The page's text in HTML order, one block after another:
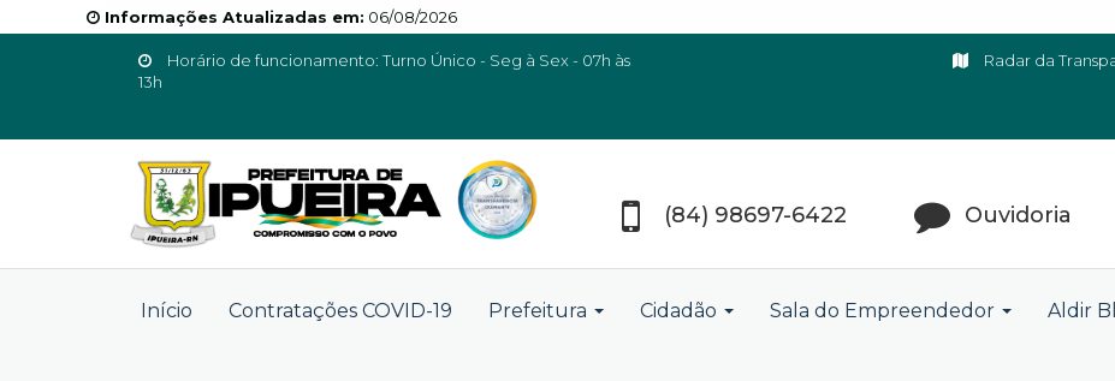
Informações Atualizadas em: 06/08/2026
Horário de funcionamento: Turno Único - Seg à Sex - 07h às
13h
Radar da
(84) 98697-6422 Ouvidoria
Início Contratações COVID-19 Prefeitura Cidadão Sala do Empreendedor Aldir